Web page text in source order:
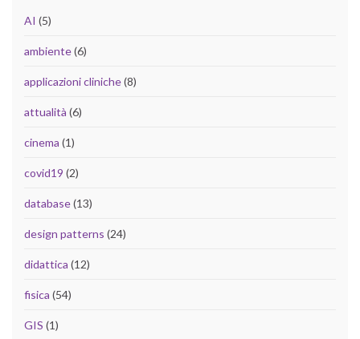
AI (5)
ambiente(6)
applicazioni cliniche(8)
attualità (6)
cinema (1)
covid19 (2)
database(13)
design patterns (24)
didattica (12)
fisica (54)
GIS (1)